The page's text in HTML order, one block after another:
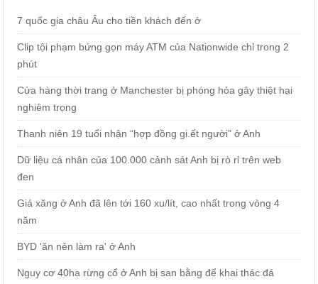
7 quốc gia châu Âu cho tiền khách đến ở
Clip tội phạm bứng gọn máy ATM của Nationwide chỉ trong 2
phút
Cửa hàng thời trang ở Manchester bị phóng hỏa gây thiệt hại
nghiêm trọng
Thanh niên 19 tuổi nhận “hợp đồng gi.ết người" ở Anh
Dữ liệu cá nhân của 100.000 cảnh sát Anh bị rò rỉ trên web
đen
Giá xăng ở Anh đã lên tới 160 xu/lít, cao nhất trong vòng 4
năm
BYD 'ăn nên làm ra' ở Anh
Nguy cơ 40ha rừng cổ ở Anh bị san bằng để khai thác đá